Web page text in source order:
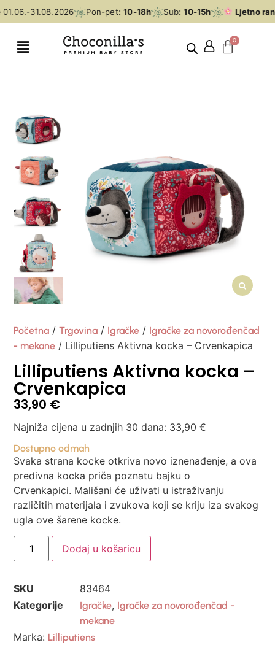
31.08.2026 Pon-pet: 10-18h Sub: 10-15h Ljetno
Početna /Trgovina / Igračke / Igračke za novorođenčad
- mekane / Lilliputiens Aktivna kocka – Crvenkapica
Lilliputiens Aktivna kocka –
Crvenkapica
33,90 €
Najniža cijena u zadnjih 30 dana: 33,90€
Dostupno odmah
Svaka strana kocke otkriva novo iznenađenje, a ova
predivna kocka priča poznatu bajku o
Crvenkapici. Mališani će uživati u istraživanju
različitih materijala i zvukova koji se kriju iza svakog
ugla ove šarene kocke.
Dodaj u košaricu
SKU
83464
Kategorije
Igračke, Igračke za novorođenčad -
mekane
Marka: Lilliputiens